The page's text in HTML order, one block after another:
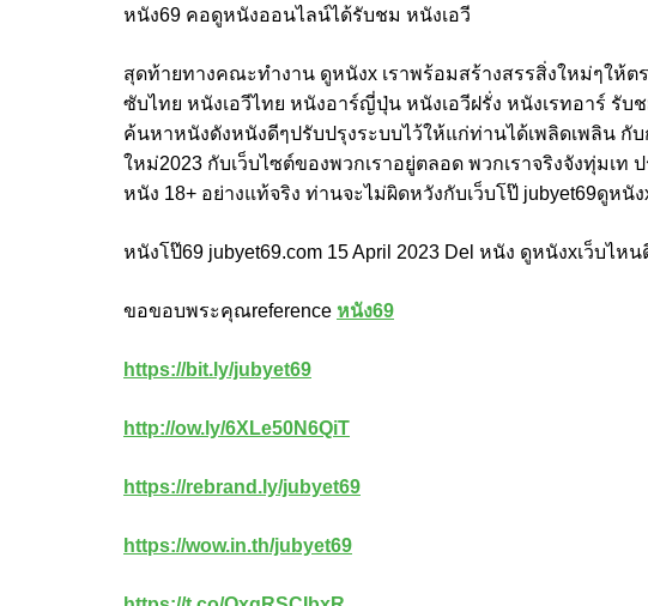
หนัง69 คอดูหนังออนไลน์ได้รับชม หนังเอวี
สุดท้ายทางคณะทำงาน ดูหนังx เราพร้อมสร้างสรรสิ่งใหม่ๆให้
ซับไทย หนังเอวีไทย หนังอาร์ญี่ปุ่น หนังเอวีฝรั่ง หนังเรทอาร์ รั
ค้นหาหนังดังหนังดีๆปรับปรุงระบบไว้ให้แก่ท่านได้เพลิดเพลิน
ใหม่2023 กับเว็บไซต์ของพวกเราอยู่ตลอด พวกเราจริงจังทุ่มเท
หนัง 18+ อย่างแท้จริง ท่านจะไม่ผิดหวังกับเว็บโป๊ jubyet69ดูหนั
หนังโป๊69 jubyet69.com 15 April 2023 Del หนัง ดูหนังxเว็บไหน
ขอขอบพระคุณreference หนัง69
https://bit.ly/jubyet69
http://ow.ly/6XLe50N6QiT
https://rebrand.ly/jubyet69
https://wow.in.th/jubyet69